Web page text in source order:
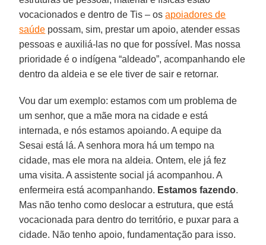
vocacionados e dentro de Tis – osapoiadores de
saúde possam, sim, prestar um apoio, atender essas
pessoas e auxiliá-las no que for possível. Mas nossa
prioridade é o indígena “aldeado”, acompanhando ele
dentro da aldeia e se ele tiver de sair e retornar.
Vou dar um exemplo: estamos com um problema de
um senhor, que a mãe mora na cidade e está
internada, e nós estamos apoiando. A equipe da
Sesai está lá. A senhora mora há um tempo na
cidade, mas ele mora na aldeia. Ontem, ele já fez
uma visita. A assistente social já acompanhou. A
enfermeira está acompanhando. Estamos fazendo.
Mas não tenho como deslocar a estrutura, que está
vocacionada para dentro do território, e puxar para a
cidade. Não tenho apoio, fundamentação para isso.